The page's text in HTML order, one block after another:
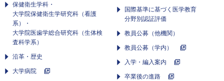
保健衛生学科・
大学院保健衛生学研究科（看護
系）・
大学院医歯学総合研究科（生体検
査科学系）
沿革・歴史
大学病院
国際基準に基づく医学教育
分野別認証評価
教員公募（他機関）
教員公募（学内）
入学・編入案内
卒業後の進路